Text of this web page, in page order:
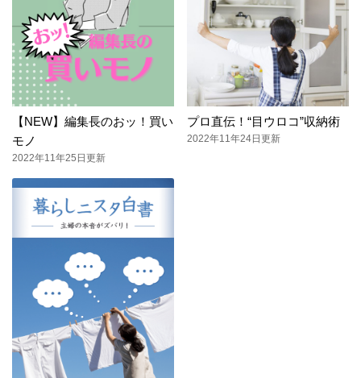
【NEW】編集長のおッ！買い
モノ
2022年11年25日更新
プロ直伝！“目ウロコ”収納術
2022年11年24日更新